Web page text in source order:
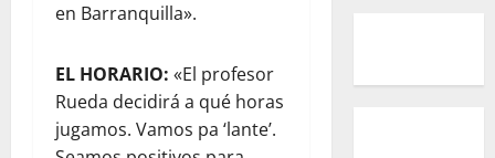
en Barranquilla».
EL HORARIO: «El profesor
Rueda decidirá a qué horas
jugamos. Vamos pa ‘lante’.